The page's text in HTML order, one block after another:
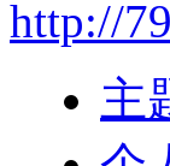
http://
主